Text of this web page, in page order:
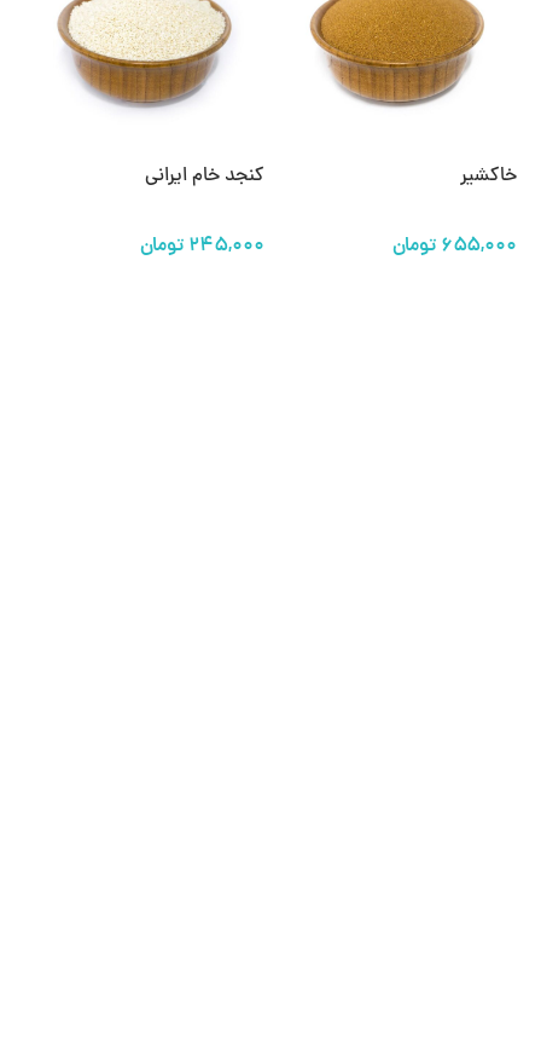
خاکشیر
تومان
کنجد خام ایرانی
تومان